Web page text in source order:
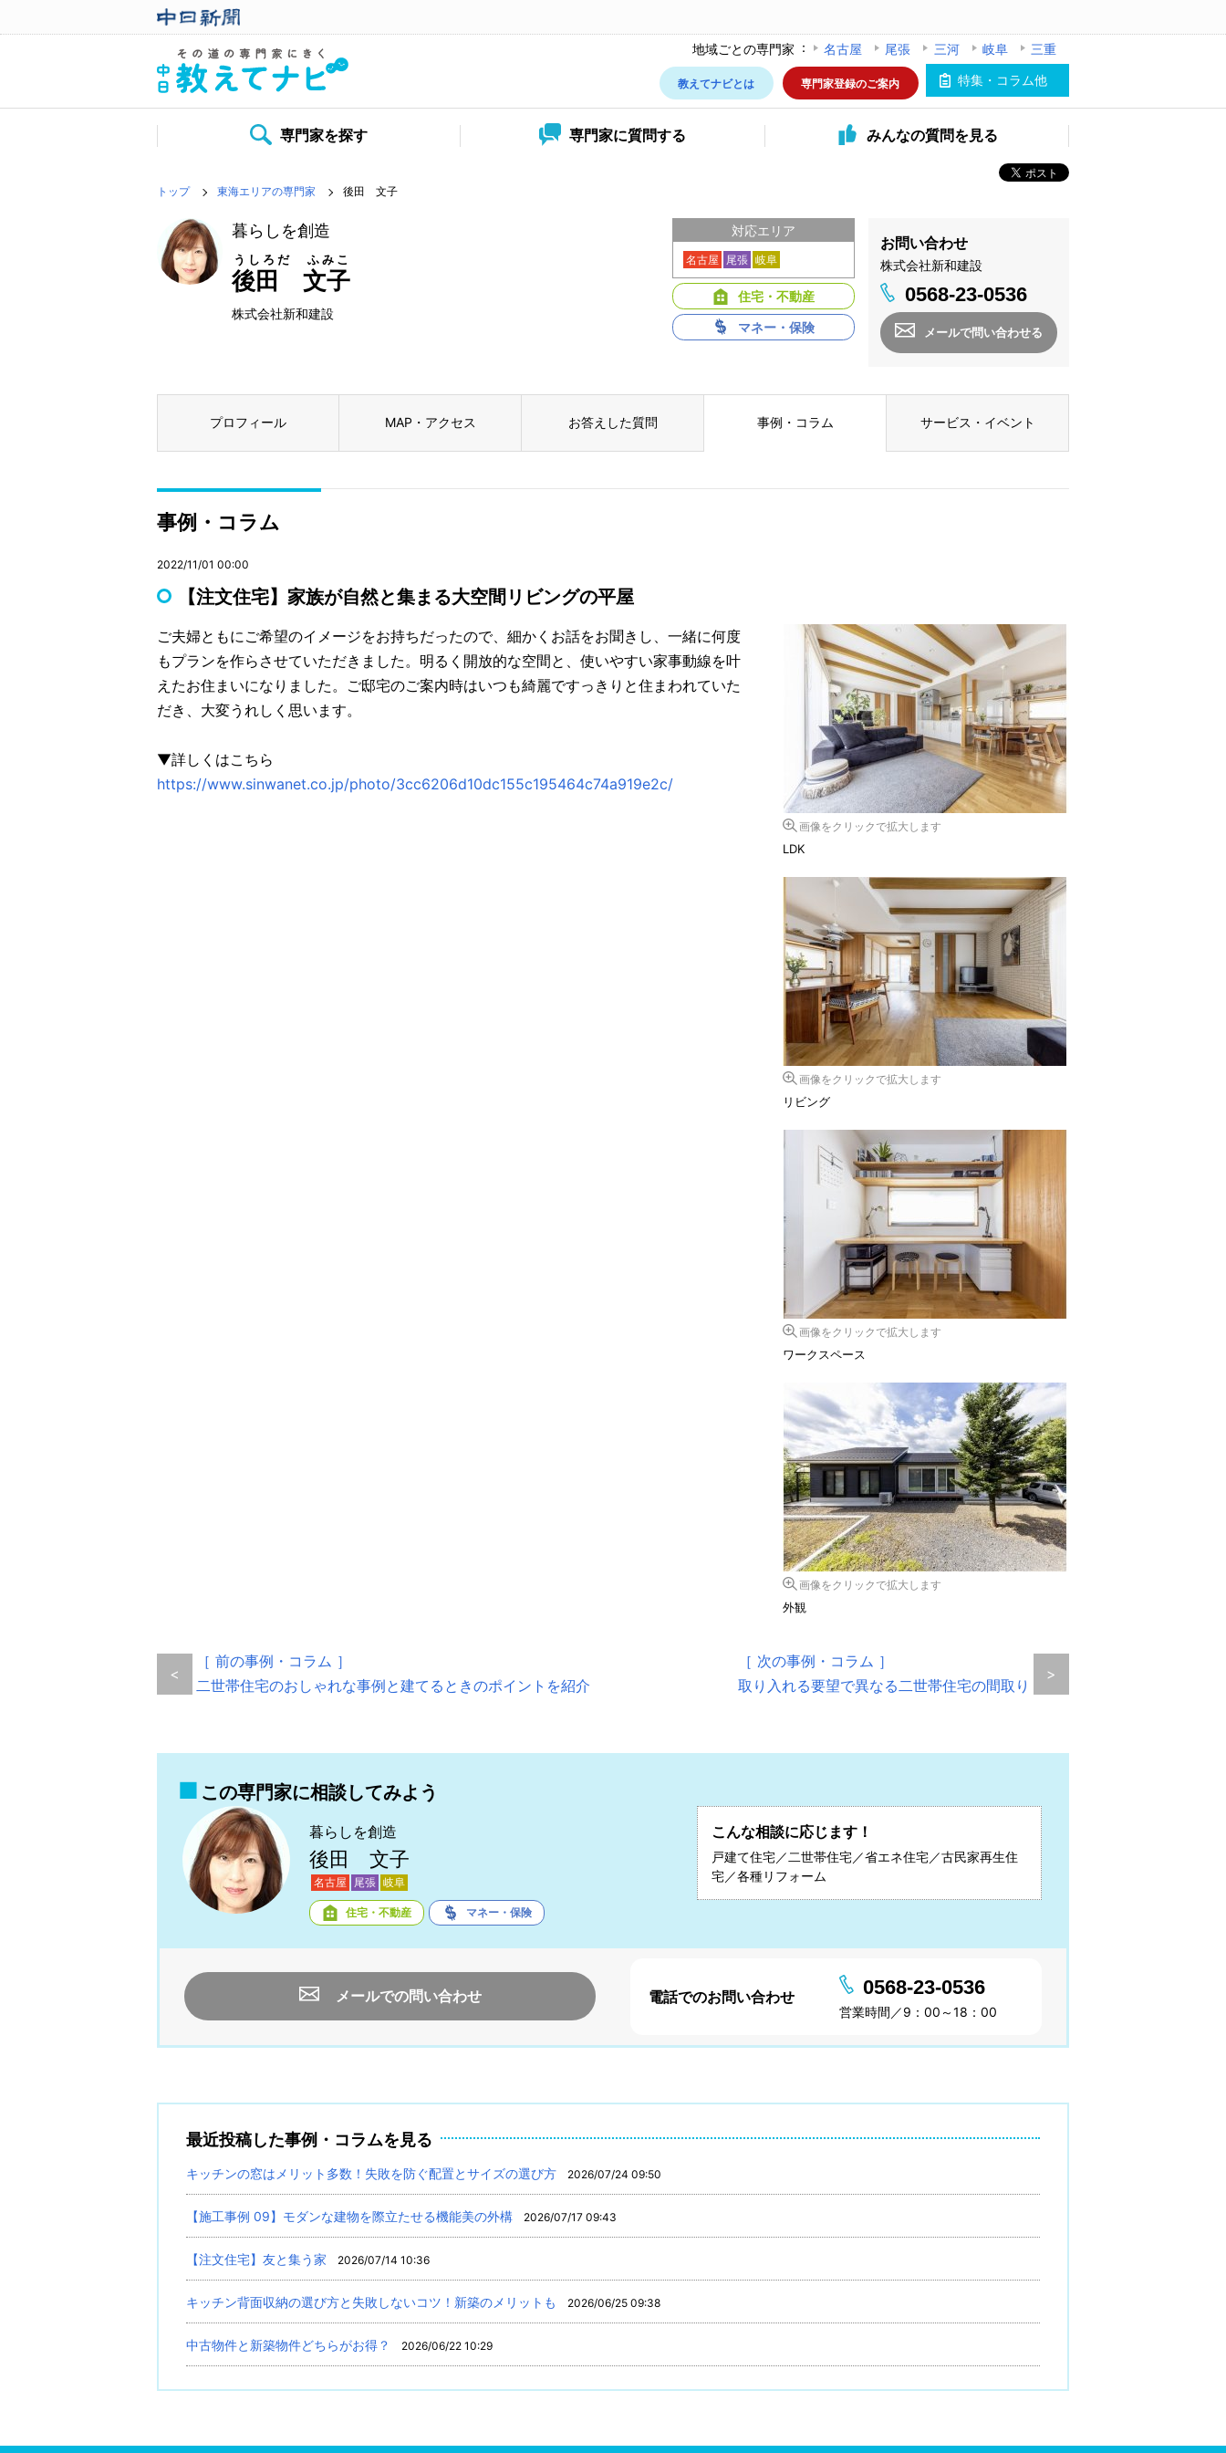
地域ごとの専門家 名古屋 尾張 三河 岐阜
三重
特集・コラム他
教えてナビとは 専門家登録のご案内
専門家を探す 専門家に質問する みんなの質問を見る
トップ 東海エリアの専門家 後田 文子
暮らしを創造
後田 文子
うしろだ ふみこ
株式会社新和建設
お問い合わせ
株式会社新和建設
0568-23-0536
メールで問い合わせる
対応エリア
名古屋 尾張 岐阜
住宅・不動産
マネー・保険
プロフィール MAP・アクセス お答えした質問 事例・コラム サービス・イベント
事例・コラム
2022/11/01 00:00
【注文住宅】家族が自然と集まる大空間リビングの平屋
ご夫婦ともにご希望のイメージをお持ちだったので、細かくお話をお聞きし、一緒に何度
もプランを作らさせていただきました。明るく開放的な空間と、使いやすい家事動線を叶
えたお住まいになりました。ご邸宅のご案内時はいつも綺麗ですっきりと住まわれていた
だき、大変うれしく思います。
▼詳しくはこちら
https://www.sinwanet.co.jp/photo/3cc6206d10dc155c195464c74a919e2c/
画像をクリックで拡大します
LDK
画像をクリックで拡大します
リビング
画像をクリックで拡大します
ワークスペース
画像をクリックで拡大します
外観
<
［ 前の事例・コラム ］
二世帯住宅のおしゃれな事例と建てるときのポイントを紹介
［ 次の事例・コラム ］
取り入れる要望で異なる二世帯住宅の間取り
>
この専門家に相談してみよう
暮らしを創造
後田 文子
名古屋 尾張 岐阜
住宅・不動産 マネー・保険
こんな相談に応じます！
戸建て住宅／二世帯住宅／省エネ住宅／古民家再生住
宅／各種リフォーム
メールでの問い合わせ 電話でのお問い合わせ 0568-23-0536
営業時間／9：00～18：00
最近投稿した事例・コラムを見る
キッチンの窓はメリット多数！失敗を防ぐ配置とサイズの選び方 2026/07/24 09:50
【施工事例 09】モダンな建物を際立たせる機能美の外構 2026/07/17 09:43
【注文住宅】友と集う家 2026/07/14 10:36
キッチン背面収納の選び方と失敗しないコツ！新築のメリットも 2026/06/25 09:38
中古物件と新築物件どちらがお得？ 2026/06/22 10:29